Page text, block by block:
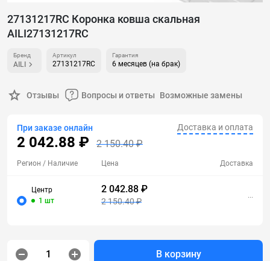
27131217RC Коронка ковша скальная
AILI27131217RC
Бренд
AILI
Артикул
27131217RC
Гарантия
6 месяцев (на брак)
Отзывы Вопросы и ответы Возможные замены
При заказе онлайн
2 042.88 ₽ 2 150.40 ₽
Доставка и оплата
Регион / Наличие Цена Доставка
Центр
1 шт
2 042.88 ₽
2 150.40 ₽
...
В корзину